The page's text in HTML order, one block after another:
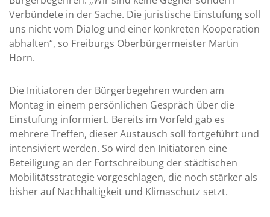
Verbündete in der Sache. Die juristische Einstufung soll
uns nicht vom Dialog und einer konkreten Kooperation
abhalten“, so Freiburgs Oberbürgermeister Martin
Horn.
Die Initiatoren der Bürgerbegehren wurden am
Montag in einem persönlichen Gespräch über die
Einstufung informiert. Bereits im Vorfeld gab es
mehrere Treffen, dieser Austausch soll fortgeführt und
intensiviert werden. So wird den Initiatoren eine
Beteiligung an der Fortschreibung der städtischen
Mobilitätsstrategie vorgeschlagen, die noch stärker als
bisher auf Nachhaltigkeit und Klimaschutz setzt.